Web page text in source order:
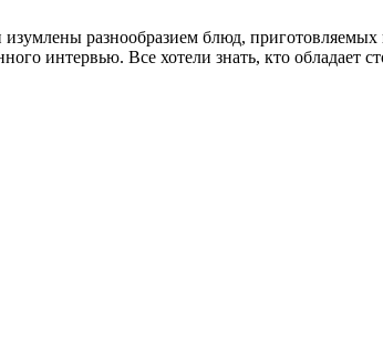
разнообразием блюд,
интервью. Все хотели знать, кто обладает